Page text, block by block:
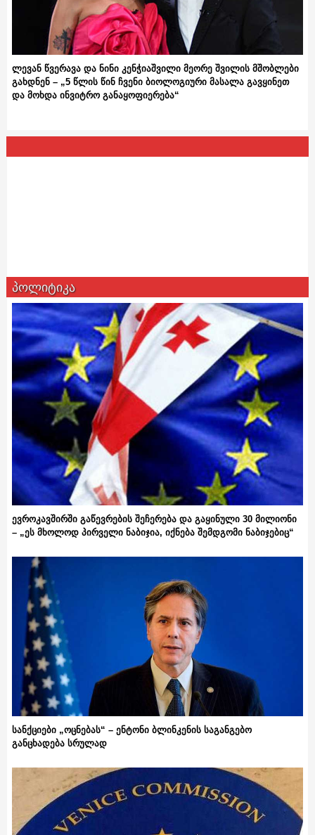
ლევან წვერავა და ნინი კენჭიაშვილი მეორე შვილის მშობლები
გახდნენ – „5 წლის წინ ჩვენი ბიოლოგიური მასალა გავყინეთ
და მოხდა ინვიტრო განაყოფიერება“
პოლიტიკა
ევროკავშირში გაწევრების შეჩერება და გაყინული 30 მილიონი
– „ეს მხოლოდ პირველი ნაბიჯია, იქნება შემდგომი ნაბიჯებიც“
სანქციები „ოცნებას“ – ენტონი ბლინკენის საგანგებო
განცხადება სრულად